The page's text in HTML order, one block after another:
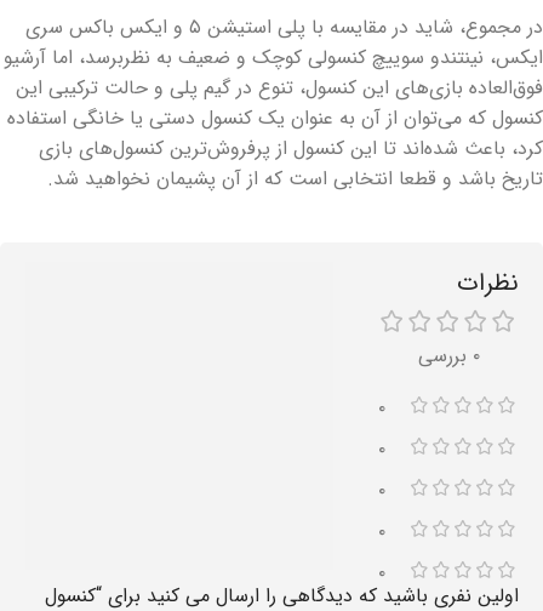
در مجموع، شاید در مقایسه با پلی استیشن ۵ و ایکس باکس سری
ایکس، نینتندو سوییچ کنسولی کوچک و ضعیف به نظربرسد، اما آرشیو
فوق‌العاده بازی‌های این کنسول، تنوع در گیم پلی و حالت ترکیبی این
کنسول که می‌توان از آن به عنوان یک کنسول دستی یا خانگی استفاده
کرد، باعث شده‌اند تا این کنسول از پرفروش‌ترین کنسول‌های بازی
تاریخ باشد و قطعا انتخابی است که از آن پشیمان نخواهید شد.
نظرات
۰ بررسی
۰
۰
۰
۰
۰
اولین نفری باشید که دیدگاهی را ارسال می کنید برای “کنسول